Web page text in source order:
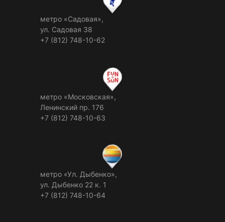
метро «Садовая»,
ул. Садовая 38
+7 (812) 748-10-62
метро «Московская»,
Ленинский пр. 176
+7 (812) 748-10-63
метро «Ул. Дыбенко»,
ул. Дыбенко 22 к. 1
+7 (812) 748-10-64